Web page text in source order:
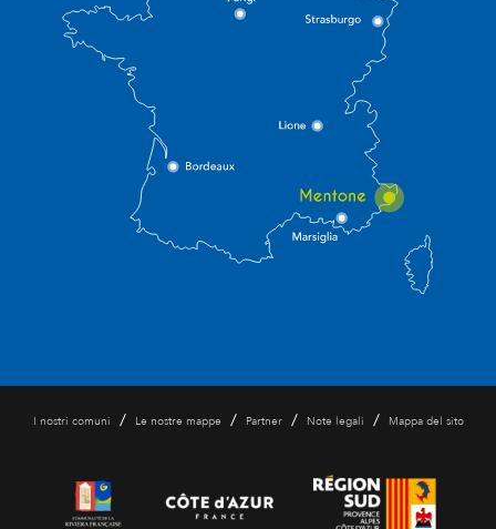
I nostri comuni / Le nostre mappe / Partner / Note legali / Mappa del sito